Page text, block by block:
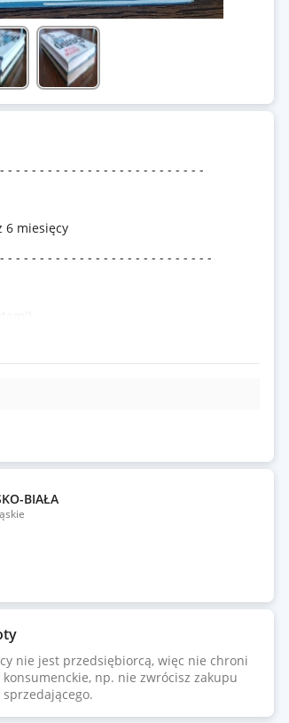
- - - - - - - - - - - - - - - - - - - - - - - - -
6 miesięcy
- - - - - - - - - - - - - - - - - - - - - - - - -
BIAŁA
nie jest przedsiębiorcą, więc nie chroni
konsumenckie, np. nie zwrócisz zakupu
sprzedającego.